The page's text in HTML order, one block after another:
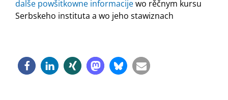
dalše powšitkowne informacijewo rěčnym kursu
Serbskeho instituta a wo jeho stawiznach